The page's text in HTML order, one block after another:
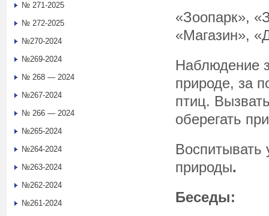
«Зоопарк»,
«Магазин»,
Наблюдение
природе, за
птиц.
оберегать
Воспитывать
природы.
Беседы:
№ 271-2025
№ 272-2025
№270-2024
№269-2024
№ 268 — 2024
№267-2024
№ 266 — 2024
№265-2024
№264-2024
№263-2024
№262-2024
№261-2024